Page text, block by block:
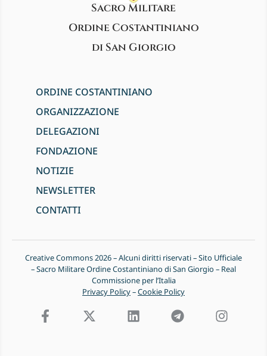
Sacro Militare
Ordine Costantiniano
di San Giorgio
ORDINE COSTANTINIANO
ORGANIZZAZIONE
DELEGAZIONI
FONDAZIONE
NOTIZIE
NEWSLETTER
CONTATTI
Creative Commons 2026 – Alcuni diritti riservati – Sito Ufficiale
– Sacro Militare Ordine Costantiniano di San Giorgio – Real
Commissione per l’Italia
Privacy Policy–Cookie Policy